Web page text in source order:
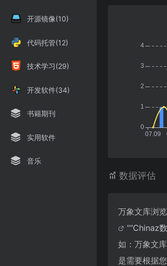
开源镜像(10)
代码托管(12)
技术学习(29)
开发软件(34)
书籍期刊
实用软件
音乐
数据评估
万象文库浏
""Chinaz
如：万象文
是需要根据